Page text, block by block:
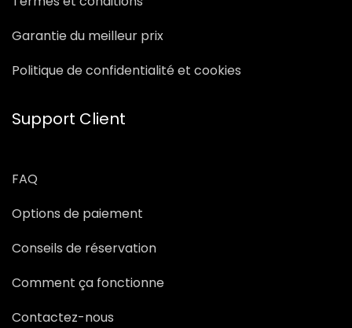
Garantie du meilleur prix
Politique de confidentialité et cookies
Support Client
FAQ
Options de paiement
Conseils de réservation
Comment ça fonctionne
Contactez-nous